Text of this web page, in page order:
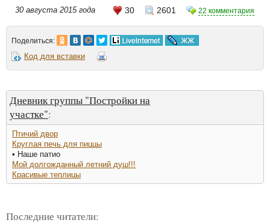
30 августа 2015 года 30 2601 22 комментария
Поделиться:
Код для вставки
Дневник группы "Постройки на
участке":
Птичий двор
Круглая печь для пиццы
• Наше патио
Мой долгожданный летний душ!!!
Красивые теплицы
Последние читатели: